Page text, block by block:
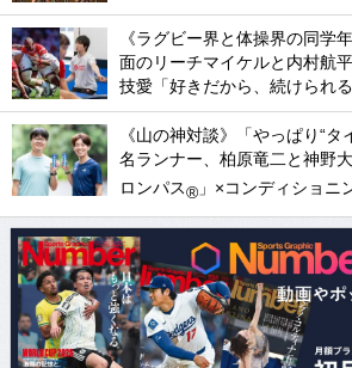
《ラグビー界と体操界の同学
面のリーチマイケルと内村航
技愛「好きだから、続けられる
《山の神対談》「やっぱり“
名ランナー、柏原竜二と神野
ロンパス® 」×コンディショニ